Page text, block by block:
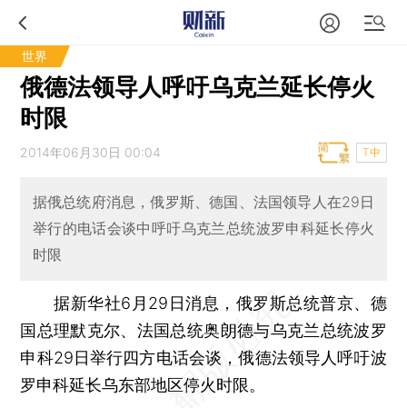
世界
俄德法领导人呼吁乌克兰延长停火
时限
2014年06月30日 00:04 T中
据俄总统府消息，俄罗斯、德国、法国领导人在29日
举行的电话会谈中呼吁乌克兰总统波罗申科延长停火
时限
据新华社6月29日消息，俄罗斯总统普京、德
国总理默克尔、法国总统奥朗德与乌克兰总统波罗
申科29日举行四方电话会谈，俄德法领导人呼吁波
罗申科延长乌东部地区停火时限。